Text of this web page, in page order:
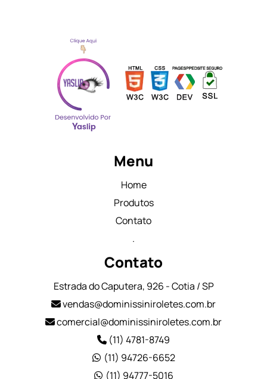
Menu
Home
Produtos
Contato
.
Contato
Estrada do Caputera, 926 - Cotia / SP
vendas@dominissiniroletes.com.br
comercial@dominissiniroletes.com.br
(11) 4781-8749
(11) 94726-6652
(11) 94777-5016